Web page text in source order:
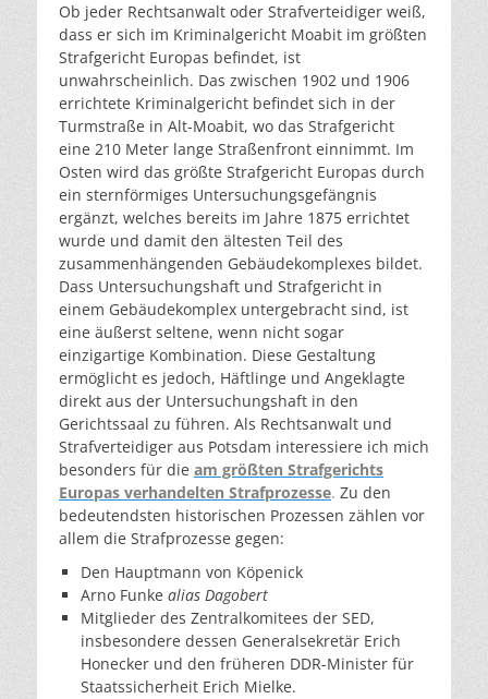
Ob jeder Rechtsanwalt oder Strafverteidiger weiß,
dass er sich im Kriminalgericht Moabit im größten
Strafgericht Europas befindet, ist
unwahrscheinlich. Das zwischen 1902 und 1906
errichtete Kriminalgericht befindet sich in der
Turmstraße in Alt-Moabit, wo das Strafgericht
eine 210 Meter lange Straßenfront einnimmt. Im
Osten wird das größte Strafgericht Europas durch
ein sternförmiges Untersuchungsgefängnis
ergänzt, welches bereits im Jahre 1875 errichtet
wurde und damit den ältesten Teil des
zusammenhängenden Gebäudekomplexes bildet.
Dass Untersuchungshaft und Strafgericht in
einem Gebäudekomplex untergebracht sind, ist
eine äußerst seltene, wenn nicht sogar
einzigartige Kombination. Diese Gestaltung
ermöglicht es jedoch, Häftlinge und Angeklagte
direkt aus der Untersuchungshaft in den
Gerichtssaal zu führen. Als Rechtsanwalt und
Strafverteidiger aus Potsdam interessiere ich mich
besonders für die am größten Strafgerichts
Europas verhandelten Strafprozesse. Zu den
bedeutendsten historischen Prozessen zählen vor
allem die Strafprozesse gegen:
Den Hauptmann von Köpenick
Arno Funke alias Dagobert
Mitglieder des Zentralkomitees der SED,
insbesondere dessen Generalsekretär Erich
Honecker und den früheren DDR-Minister für
Staatssicherheit Erich Mielke.